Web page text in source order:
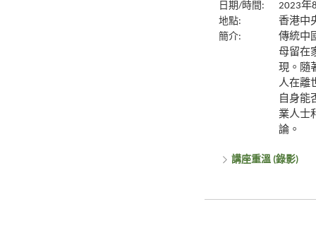
日期/時間:
2023年
地點:
香港中
簡介:
傳統中
母留在
現。隨
人在離
自身能
業人士
論。
講座重溫 (錄影)